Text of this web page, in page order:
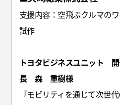
支援内容：空飛ぶクルマの
試作
トヨタビジネスユニット
長 森 重樹様
『モビリティを通じて次世